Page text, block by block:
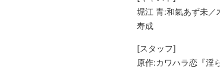
堀江 青:和氣あず未／
寿成
[スタッフ]
原作:カワハラ恋『淫